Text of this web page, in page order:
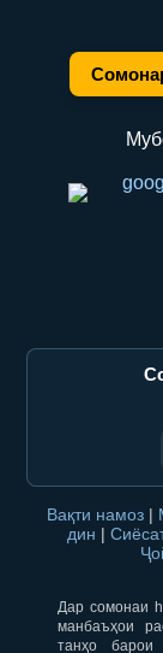
Вақти намоз |
дин |
Дар сомонаи
манбаъҳои
танҳо